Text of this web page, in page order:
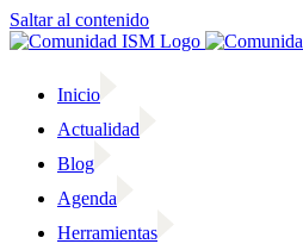
Saltar al contenido
Inicio
Actualidad
Blog
Agenda
Herramientas